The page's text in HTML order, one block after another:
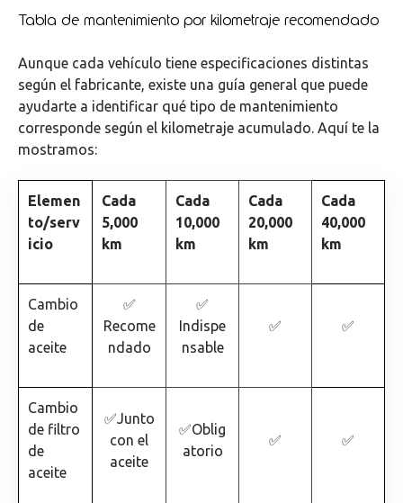
Tabla de mantenimiento por kilometraje recomendado
Aunque cada vehículo tiene especificaciones distintas
según el fabricante, existe una guía general que puede
ayudarte a identificar qué tipo de mantenimiento
corresponde según el kilometraje acumulado. Aquí te la
mostramos:
Elemen
to/serv
icio
Cada
5,000
km
Cada
10,000
km
Cada
20,000
km
Cada
40,000
km
Cambio
de
aceite
✅
Recome
ndado
✅
Indispe
nsable
✅ ✅
Cambio
de filtro
de
aceite
✅Junto
con el
aceite
✅Oblig
atorio
✅ ✅